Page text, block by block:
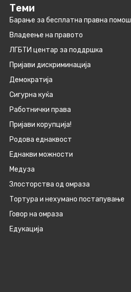
Теми
Барање за бесплатна правна помош
Владеење на правото
ЛГБТИ центар за поддршка
Пријави дискриминација
Демократија
Сигурна куќа
Работнички права
Пријави корупција!
Родова еднаквост
Eднакви можности
Медуза
Злосторства од омраза
Тортура и нехумано постапување
Говор на омраза
Едукација